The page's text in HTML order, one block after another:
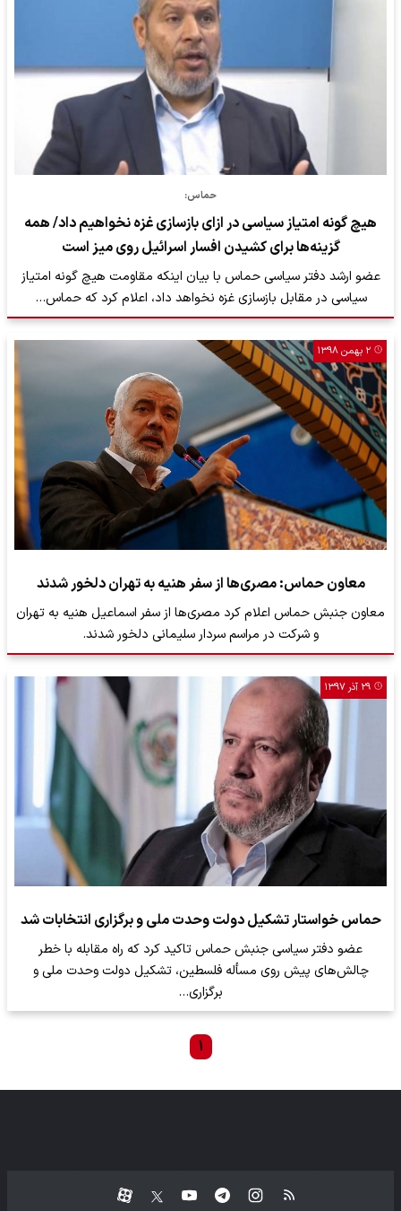
حماس:
هیچ گونه امتیاز سیاسی در ازای بازسازی غزه نخواهیم داد/ همه
گزینه‌ها برای کشیدن افسار اسرائیل روی میز است
عضو ارشد دفتر سیاسی حماس با بیان اینکه مقاومت هیچ گونه امتیاز
سیاسی در مقابل بازسازی غزه نخواهد داد، اعلام کرد که حماس…
۲ بهمن ۱۳۹۸
معاون حماس: مصری‌ها از سفر هنیه به تهران دلخور شدند
معاون جنبش حماس اعلام کرد مصری‌ها از سفر اسماعیل هنیه به تهران
و شرکت در مراسم سردار سلیمانی دلخور شدند.
۲۹ آذر ۱۳۹۷
حماس خواستار تشکیل دولت وحدت ملی و برگزاری انتخابات شد
عضو دفتر سیاسی جنبش حماس تاکید کرد که راه مقابله با خطر
چالش‌های پیش روی مسأله فلسطین، تشکیل دولت وحدت ملی و
برگزاری…
۱